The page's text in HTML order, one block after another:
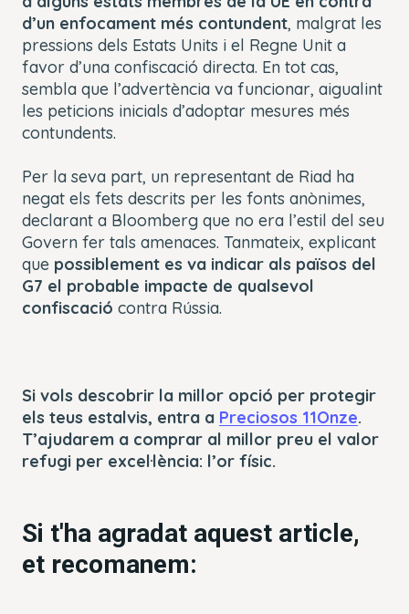
d’un enfocament més contundent, malgrat les
pressions dels Estats Units i el Regne Unit a
favor d’una confiscació directa. En tot cas,
sembla que l’advertència va funcionar, aigualint
les peticions inicials d’adoptar mesures més
contundents.
Per la seva part, un representant de Riad ha
negat els fets descrits per les fonts anònimes,
declarant a Bloomberg que no era l’estil del seu
Govern fer tals amenaces. Tanmateix, explicant
que possiblement es va indicar als països del
G7 el probable impacte de qualsevol
confiscació contra Rússia.
Si vols descobrir la millor opció per protegir
els teus estalvis, entra a Preciosos 11Onze.
T’ajudarem a comprar al millor preu el valor
refugi per excel·lència: l’or físic.
Si t'ha agradat aquest article,
et recomanem: